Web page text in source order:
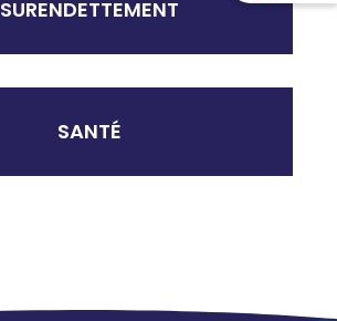
SURENDETTEMENT
SANTÉ